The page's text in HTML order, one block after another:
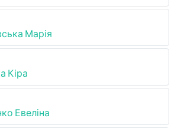
Марія
Кіра
Евеліна